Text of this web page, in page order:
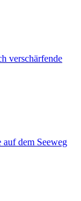
verschärfende
dem Seeweg